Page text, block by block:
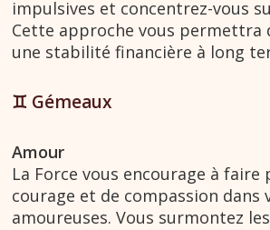
impulsives et concentrez-vous
Cette approche vous permettra
une stabilité financière à long
♊︎ Gémeaux
Amour
La Force vous encourage à faire
courage et de compassion dans
amoureuses. Vous surmontez